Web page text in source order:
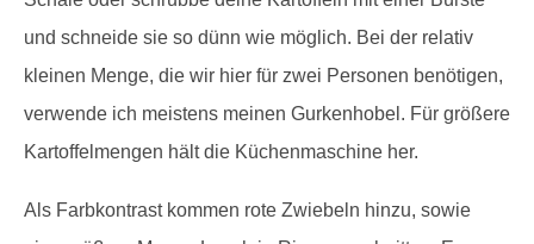
und schneide sie so dünn wie möglich. Bei der relativ
kleinen Menge, die wir hier für zwei Personen benötigen,
verwende ich meistens meinen Gurkenhobel. Für größere
Kartoffelmengen hält die Küchenmaschine her.
Als Farbkontrast kommen rote Zwiebeln hinzu, sowie